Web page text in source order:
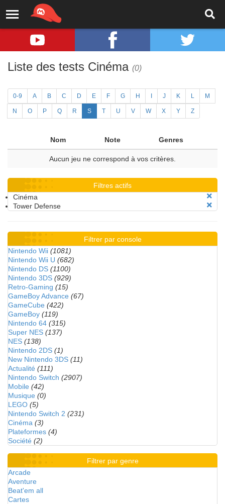
Liste des tests Cinéma (0)
0-9 A B C D E F G H J K L M
N O P Q R S T U V W X Y Z
Nom Note Genres
Aucun jeu ne correspond à vos critères.
Filtres actifs
Cinéma
Tower Defense
Filtrer par console
Nintendo Wii (1081)
Nintendo Wii U (682)
Nintendo DS (1100)
Nintendo 3DS (929)
Retro-Gaming (15)
GameBoy Advance (67)
GameCube (422)
GameBoy (119)
Nintendo 64 (315)
Super NES (137)
NES (138)
Nintendo 2DS (1)
New Nintendo 3DS (11)
Actualité (111)
Nintendo Switch (2907)
Mobile (42)
Musique (0)
LEGO (5)
Nintendo Switch 2 (231)
Cinéma (3)
Plateformes (4)
Société (2)
Filtrer par genre
Arcade
Aventure
Beat'em all
Cartes